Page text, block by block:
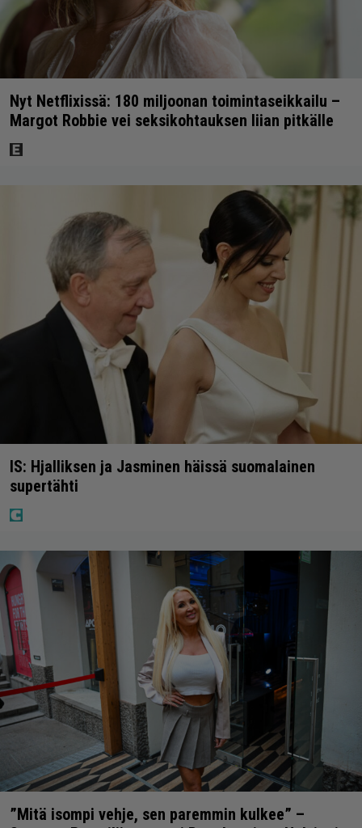
Nyt Netflixissä: 180 miljoonan toimintaseikkailu –
Margot Robbie vei seksikohtauksen liian pitkälle
IS: Hjalliksen ja Jasminen häissä suomalainen
supertähti
”Mitä isompi vehje, sen paremmin kulkee” –